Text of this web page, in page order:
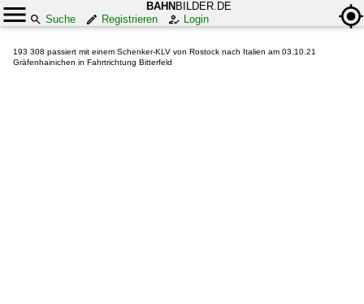
BAHN BILDER.DE
Suche
Registrieren Login
193 308 passiert mit einem Schenker-KLV von Rostock nach Italien am 03.10.21
Gräfenhainichen in Fahrtrichtung Bitterfeld